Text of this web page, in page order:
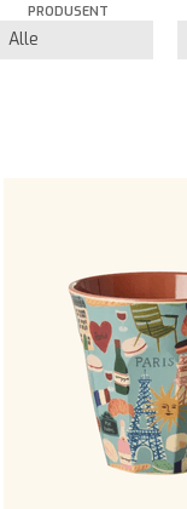
PRODUSENT